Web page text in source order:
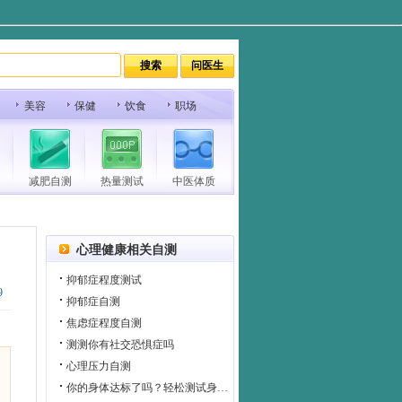
美容 保健 饮食 职场
减肥自测 热量测试 中医体质
心理健康相关自测
抑郁症程度测试
抑郁症自测
焦虑症程度自测
测测你有社交恐惧症吗
心理压力自测
你的身体达标了吗？轻松测试身体健康指数